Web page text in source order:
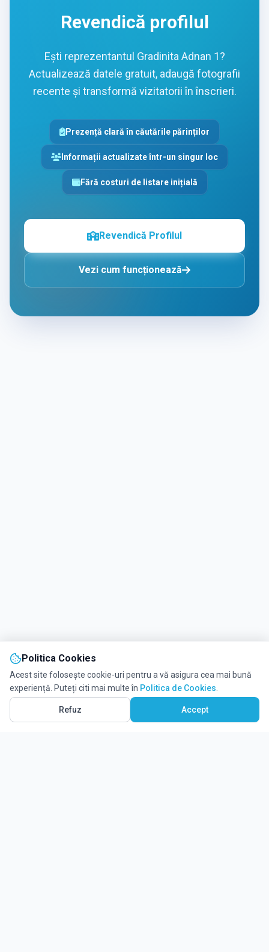
Revendică profilul
Ești reprezentantul Gradinita Adnan 1?
Actualizează datele gratuit, adaugă fotografii
recente și transformă vizitatorii în înscrieri.
Prezență clară în căutările părinților
Informații actualizate într-un singur loc
Fără costuri de listare inițială
Revendică Profilul
Vezi cum funcționează
Politica Cookies
Acest site folosește cookie-uri pentru a vă asigura cea mai bună
experiență. Puteți citi mai multe în Politica de Cookies
Refuz Accept